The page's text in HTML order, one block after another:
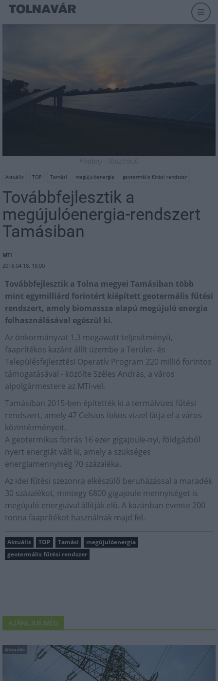
Pixabay - illusztráció
Aktuális TOP Tamási megújulóenergia geotermális fűtési rendszer
Továbbfejlesztik a
megújulóenergia-rendszert
Tamásiban
MTI
2018.04.18. 18:00
Továbbfejlesztik a Tolna megyei Tamásiban több
mint egymilliárd forintért kiépített geotermális fűtési
rendszert, amely biomassza alapú megújuló energia
felhasználásával egészül ki.
Az önkormányzat 1,3 megawatt teljesítményű,
faaprítékos kazánt állít üzembe a Terület- és
Településfejlesztési Operatív Program 220 millió forintos
támogatásával - közölte Széles András, a város
alpolgármestere az MTI-vel.
Tamásiban 2015-ben építették ki a termálvizes fűtési
rendszert, amely 47 Celsius fokos vízzel látja el a város
közintézményeit.
A geotermikus forrás 16 ezer gigajoule-nyi, földgázból
nyert energiát vált ki, amely a szükséges
energiamennyiség 70 százaléka.
Az idei fűtési szezonra elkészülő beruházással a maradék
30 százalékot, mintegy 6800 gigajoule mennyiséget is
megújuló energiával állítják elő. A kazánban évente 200
tonna faaprítékot használnak majd fel.
Aktuális TOP Tamási
megújulóenergia
geotermális fűtési rendszer
AJÁNLJUK MÉG
Aktuális